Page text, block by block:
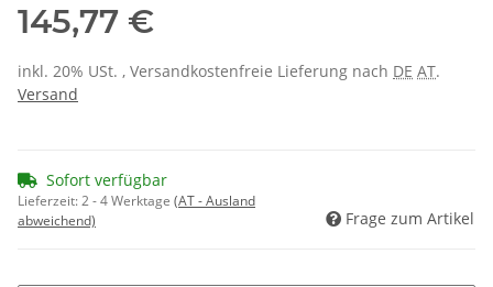
145,77 €
inkl. 20% USt. , Versandkostenfreie Lieferung nach DE AT.
Versand
Sofort verfügbar
Lieferzeit:2 - 4 Werktage (AT - Ausland
abweichend)
Frage zum Artikel